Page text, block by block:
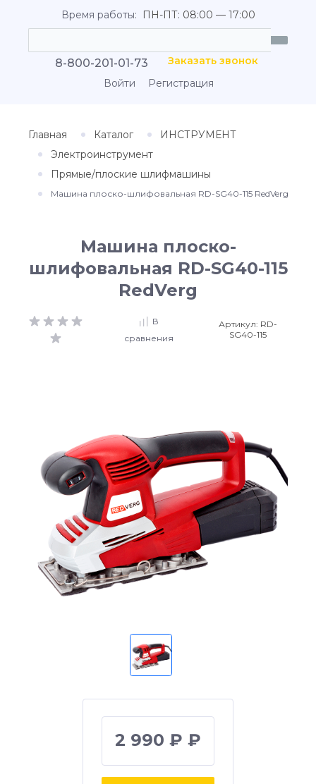
Время работы: ПН-ПТ: 08:00 — 17:00
8-800-201-01-73
Заказать звонок
Войти
Регистрация
Главная Каталог
ИНСТРУМЕНТ
Электроинструмент
Прямые/плоские шлифмашины
Машина плоско-шлифовальная RD-SG40-115 RedVerg
Машина плоско-
шлифовальная RD-SG40-115
RedVerg
В
сравнения
Артикул: RD-
SG40-115
2 990 ₽ ₽